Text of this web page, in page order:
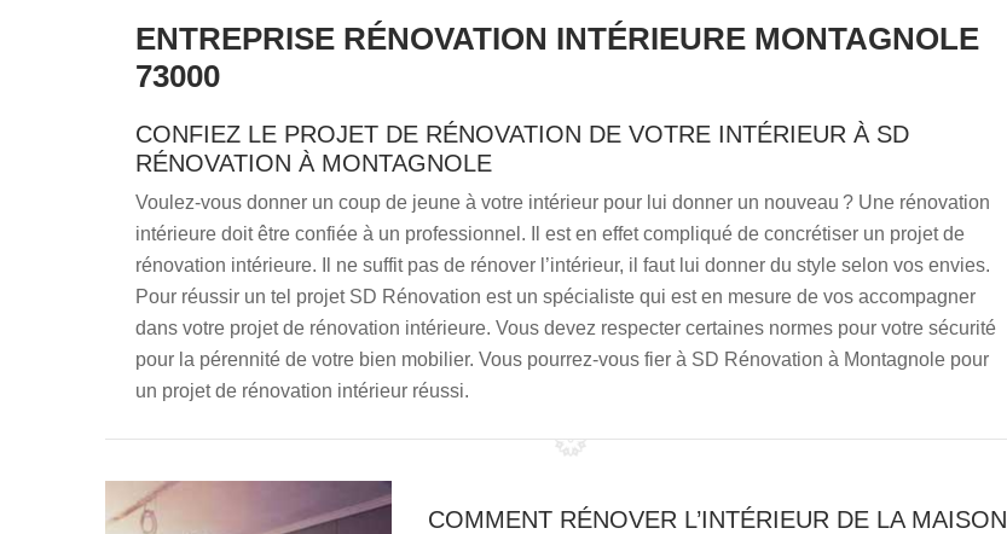
ENTREPRISE RÉNOVATION INTÉRIEURE MONTAGNOLE
73000
CONFIEZ LE PROJET DE RÉNOVATION DE VOTRE INTÉRIEUR À SD
RÉNOVATION À MONTAGNOLE
Voulez-vous donner un coup de jeune à votre intérieur pour lui donner un nouveau ? Une rénovation
intérieure doit être confiée à un professionnel. Il est en effet compliqué de concrétiser un projet de
rénovation intérieure. Il ne suffit pas de rénover l’intérieur, il faut lui donner du style selon vos envies.
Pour réussir un tel projet SD Rénovation est un spécialiste qui est en mesure de vos accompagner
dans votre projet de rénovation intérieure. Vous devez respecter certaines normes pour votre sécurité
pour la pérennité de votre bien mobilier. Vous pourrez-vous fier à SD Rénovation à Montagnole pour
un projet de rénovation intérieur réussi.
COMMENT RÉNOVER L’INTÉRIEUR DE LA MAISON